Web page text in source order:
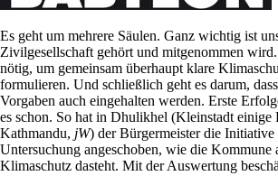
Es geht um mehrere Säulen. Ganz wichtig ist
Zivilgesellschaft gehört und mitgenommen
nötig, um gemeinsam überhaupt klare
formulieren. Und schließlich geht es darum,
Vorgaben auch eingehalten werden. Erste
es schon. So hat in Dhulikhel (Kleinstadt
Kathmandu, jW) der Bürgermeister die
Untersuchung angeschoben, wie die Kommune
Klimaschutz dasteht. Mit der Auswertung